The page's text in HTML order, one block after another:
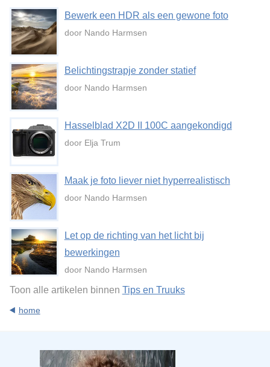
Bewerk een HDR als een gewone foto
door Nando Harmsen
Belichtingstrapje zonder statief
door Nando Harmsen
Hasselblad X2D II 100C aangekondigd
door Elja Trum
Maak je foto liever niet hyperrealistisch
door Nando Harmsen
Let op de richting van het licht bij
bewerkingen
door Nando Harmsen
Toon alle artikelen binnen Tips en Truuks
home